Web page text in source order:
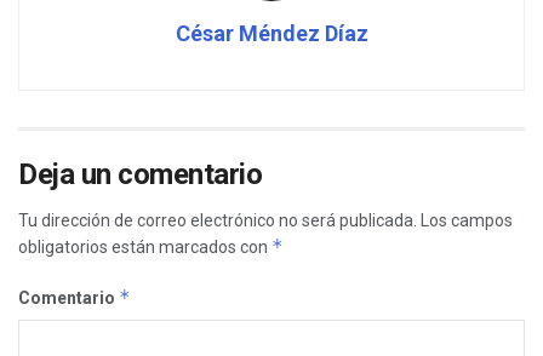
César Méndez Díaz
Deja un comentario
Tu dirección de correo electrónico no será publicada. Los campos
obligatorios están marcados con *
Comentario *